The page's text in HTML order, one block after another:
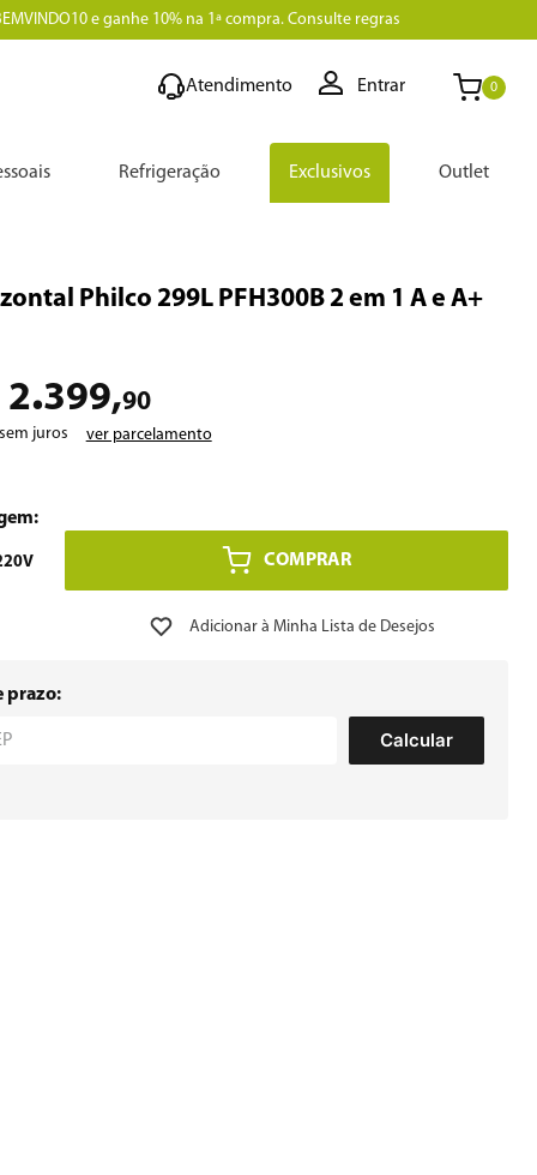
e ganhe 10% na 1ª compra. Consulte regras
Atendimento Entrar 0
Refrigeração Exclusivos Outlet
Philco 299L PFH300B 2 em 1 A e A+
2.399,90
juros ver parcelamento
COMPRAR
prazo:
Calcular